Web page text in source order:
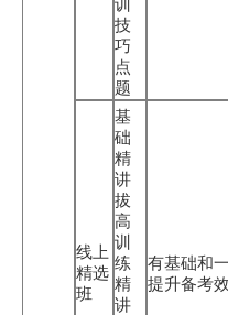
训
技
巧
点
题
线上
精选
班
基
础
精
讲
拔
高
训
练
精
讲
有基础和
提升备考